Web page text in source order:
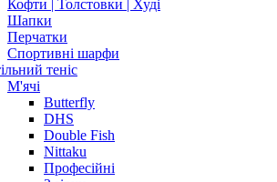
Кофти | Толстовки | Худі
Шапки
Перчатки
Спортивні шарфи
теніс
М'ячі
Butterfly
DHS
Double Fish
Nittaku
Професійні